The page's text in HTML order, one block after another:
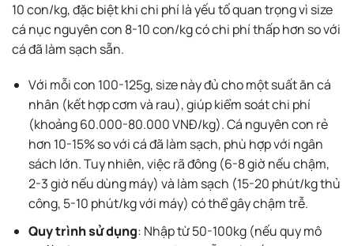
10 con/kg, đặc biệt khi chi phí là yếu tố quan trọng vì size
cá nục nguyên con 8-10 con/kg có chi phí thấp hơn so với
cá đã làm sạch sẵn.
Với mỗi con 100-125g, size này đủ cho một suất ăn cá
nhân (kết hợp cơm và rau), giúp kiểm soát chi phí
(khoảng 60.000-80.000 VNĐ/kg). Cá nguyên con rẻ
hơn 10-15% so với cá đã làm sạch, phù hợp với ngân
sách lớn. Tuy nhiên, việc rã đông (6-8 giờ nếu chậm,
2-3 giờ nếu dùng máy) và làm sạch (15-20 phút/kg thủ
công, 5-10 phút/kg với máy) có thể gây chậm trễ.
Quy trình sử dụng: Nhập từ 50-100kg (nếu quy mô